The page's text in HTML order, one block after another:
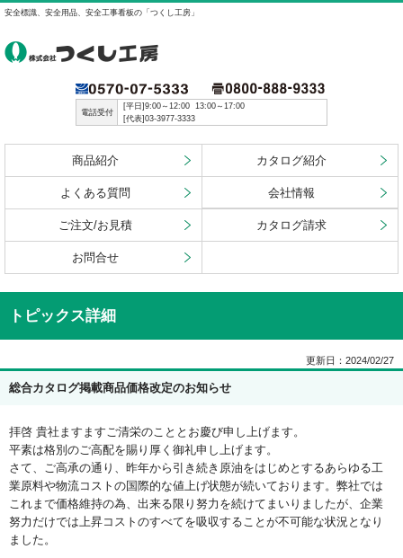
安全標識、安全用品、安全工事看板の「つくし工房」
電話受付
[平日]9:00～12:00 13:00～17:00
[代表]03-3977-3333
商品紹介 カタログ紹介
よくある質問 会社情報
ご注文/お見積 カタログ請求
お問合せ
トピックス詳細
更新日：2024/02/27
総合カタログ掲載商品価格改定のお知らせ
拝啓 貴社ますますご清栄のこととお慶び申し上げます。
平素は格別のご高配を賜り厚く御礼申し上げます。
さて、ご高承の通り、昨年から引き続き原油をはじめとするあらゆる工
業原料や物流コストの国際的な値上げ状態が続いております。弊社では
これまで価格維持の為、出来る限り努力を続けてまいりましたが、企業
努力だけでは上昇コストのすべてを吸収することが不可能な状況となり
ました。